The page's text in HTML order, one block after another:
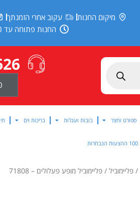
מיקום החנות עקוב אחרי הזמנתך
החנות פתוחה עד 20:00
ספורט וחצר בובות ועגלות בריכות וים
100 ההצעות הנבחרות
/פליימוביל / פליימוביל מופע פעלולים – 71808